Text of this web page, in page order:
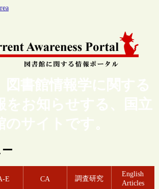
図書館情報学に関する
をお知らせする、国立
のサイトです。
E CA 調査研究
English
Articles